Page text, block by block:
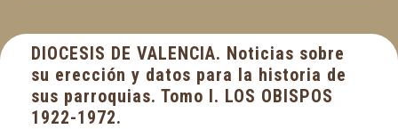
DIOCESIS DE VALENCIA. Noticias sobre
su erección y datos para la historia de
sus parroquias. Tomo I. LOS OBISPOS
1922-1972.